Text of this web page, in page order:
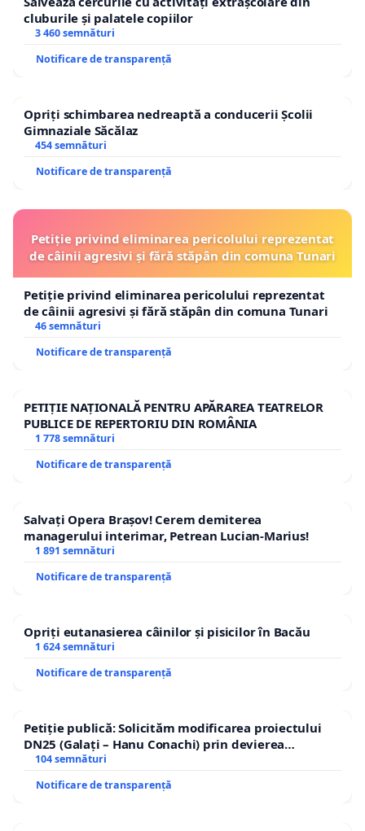
cluburile și palatele copiilor
3 460 semnături
Notificare de transparență
Opriți schimbarea nedreaptă a conducerii Școlii
Gimnaziale Săcălaz
454 semnături
Notificare de transparență
Petiție privind eliminarea pericolului reprezentat
de câinii agresivi și fără stăpân din comuna Tunari
Petiție privind eliminarea pericolului reprezentat
de câinii agresivi și fără stăpân din comuna Tunari
46 semnături
Notificare de transparență
PETIȚIE NAȚIONALĂ PENTRU APĂRAREA TEATRELOR
PUBLICE DE REPERTORIU DIN ROMÂNIA
1 778 semnături
Notificare de transparență
Salvați Opera Brașov! Cerem demiterea
managerului interimar, Petrean Lucian-Marius!
1 891 semnături
Notificare de transparență
Opriți eutanasierea câinilor și pisicilor în Bacău
1 624 semnături
Notificare de transparență
Petiție publică: Solicităm modificarea proiectului
DN25 (Galați – Hanu Conachi) prin devierea
traseului în afara localităților!
104 semnături
Notificare de transparență